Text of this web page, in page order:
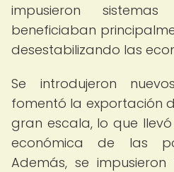
impusieron
beneficiaban
desestabilizando las
Se introdujeron
fomentó la exportación
gran escala, lo que
económica de las
Además, se